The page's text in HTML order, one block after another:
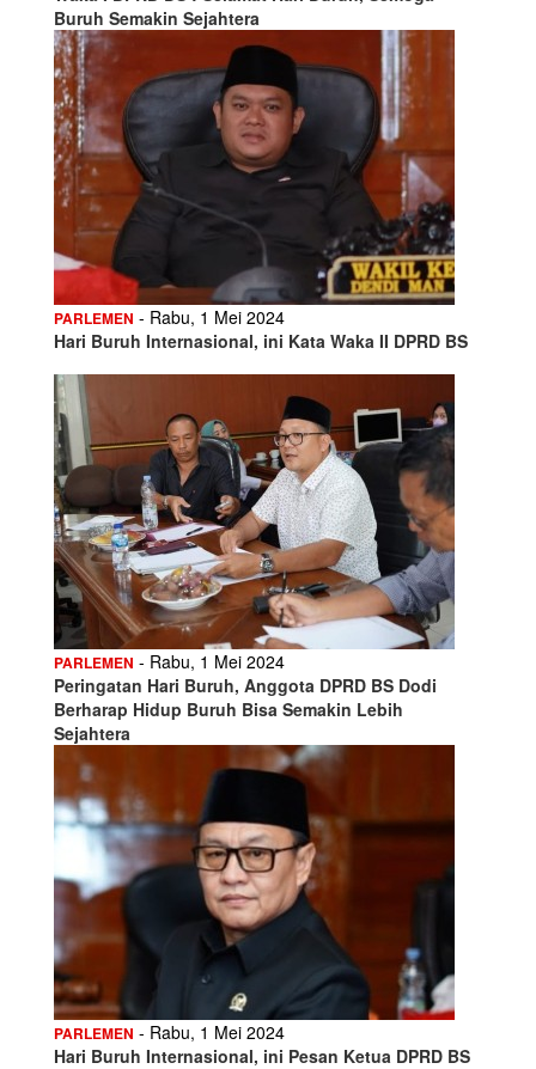
Buruh Semakin Sejahtera
PARLEMEN - Rabu, 1 Mei 2024
Hari Buruh Internasional, ini Kata Waka II DPRD BS
PARLEMEN - Rabu, 1 Mei 2024
Peringatan Hari Buruh, Anggota DPRD BS Dodi
Berharap Hidup Buruh Bisa Semakin Lebih
Sejahtera
PARLEMEN - Rabu, 1 Mei 2024
Hari Buruh Internasional, ini Pesan Ketua DPRD BS